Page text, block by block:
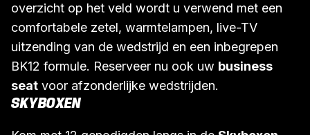
overzicht op het veld wordt u verwend met een
comfortabele zetel, warmtelampen, live-TV
uitzending van de wedstrijd en een inbegrepen
BK12 formule. Reserveer nu ook uw business
seat voor afzonderlijke wedstrijden.
SKYBOXEN